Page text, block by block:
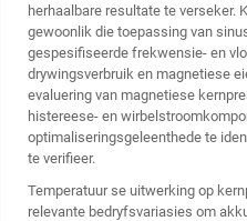
herhaalbare resultate te verseker.
gewoonlik die toepassing van
gespesifiseerde frekwensie- en
drywingsverbruik en magnetiese
evaluering van magnetiese
histereese- en
optimaliseringsgeleenthede te
te verifieer.
Temperatuur se uitwerking op
relevante bedryfsvariasies om